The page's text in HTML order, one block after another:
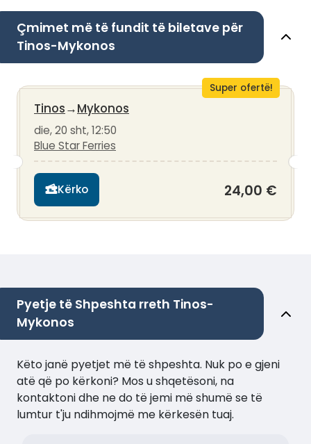
Çmimet më të fundit të biletave për
Tinos-Mykonos
Super ofertë!
Tinos→Mykonos
die, 20 sht, 12:50
Blue Star Ferries
Kërko 24,00 €
Pyetje të Shpeshta rreth Tinos-
Mykonos
Këto janë pyetjet më të shpeshta. Nuk po e gjeni
atë që po kërkoni? Mos u shqetësoni, na
kontaktoni dhe ne do të jemi më shumë se të
lumtur t'ju ndihmojmë me kërkesën tuaj.